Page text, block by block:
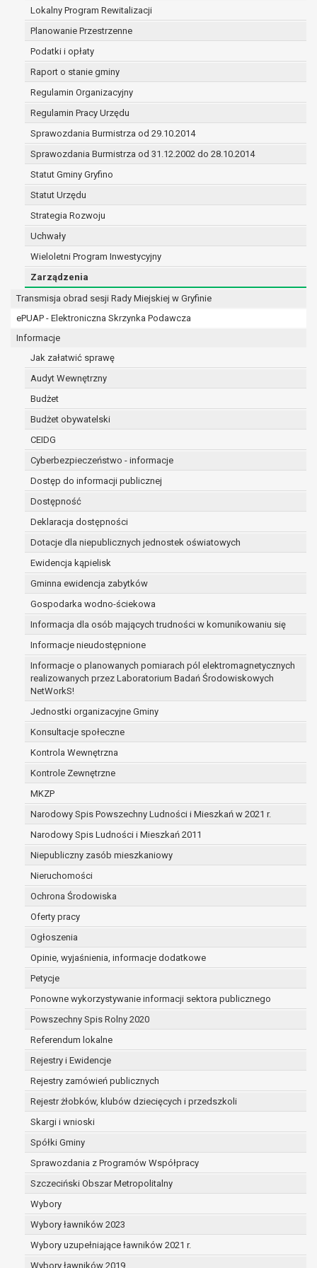
Lokalny Program Rewitalizacji
Planowanie Przestrzenne
Podatki i opłaty
Raport o stanie gminy
Regulamin Organizacyjny
Regulamin Pracy Urzędu
Sprawozdania Burmistrza od 29.10.2014
Sprawozdania Burmistrza od 31.12.2002 do 28.10.2014
Statut Gminy Gryfino
Statut Urzędu
Strategia Rozwoju
Uchwały
Wieloletni Program Inwestycyjny
Zarządzenia
Transmisja obrad sesji Rady Miejskiej w Gryfinie
ePUAP - Elektroniczna Skrzynka Podawcza
Informacje
Jak załatwić sprawę
Audyt Wewnętrzny
Budżet
Budżet obywatelski
CEIDG
Cyberbezpieczeństwo - informacje
Dostęp do informacji publicznej
Dostępność
Deklaracja dostępności
Dotacje dla niepublicznych jednostek oświatowych
Ewidencja kąpielisk
Gminna ewidencja zabytków
Gospodarka wodno-ściekowa
Informacja dla osób mających trudności w komunikowaniu się
Informacje nieudostępnione
Informacje o planowanych pomiarach pól elektromagnetycznych
realizowanych przez Laboratorium Badań Środowiskowych
NetWorkS!
Jednostki organizacyjne Gminy
Konsultacje społeczne
Kontrola Wewnętrzna
Kontrole Zewnętrzne
MKZP
Narodowy Spis Powszechny Ludności i Mieszkań w 2021 r.
Narodowy Spis Ludności i Mieszkań 2011
Niepubliczny zasób mieszkaniowy
Nieruchomości
Ochrona Środowiska
Oferty pracy
Ogłoszenia
Opinie, wyjaśnienia, informacje dodatkowe
Petycje
Ponowne wykorzystywanie informacji sektora publicznego
Powszechny Spis Rolny 2020
Referendum lokalne
Rejestry i Ewidencje
Rejestry zamówień publicznych
Rejestr żłobków, klubów dziecięcych i przedszkoli
Skargi i wnioski
Spółki Gminy
Sprawozdania z Programów Współpracy
Szczeciński Obszar Metropolitalny
Wybory
Wybory ławników 2023
Wybory uzupełniające ławników 2021 r.
Wybory ławników 2019
(merytorycznych), a także obowiązków i
zadań zleconych przez instytucje
nadrzędne wobec Gminy;
zawarcia i realizacji umów;
ochrony żywotnych interesów osoby, której
wykonania zadania realizowanego w
interesie publicznym lub w ramach
sprawowania władzy publicznej
powierzonej administratorowi;
w pozostałych przypadkach dane osobowe
przetwarzane są wyłącznie na podstawie
wcześniej udzielonej zgody w zakresie i celu
określonym w treści zgody.
W związku z przetwarzaniem danych w celu
wskazanym w pkt. 3, dane osobowe mogą być
udostępniane innym upoważnionym odbiorcom lub
kategoriom odbiorców danych osobowych.
Odbiorcami mogą być:
podmioty, które przetwarzają dane
osobowe w imieniu administratora na
osobowych;
podmioty upoważnione do odbioru danych
przepisów prawa.
Pani/Pana dane osobowe będą przetwarzane
przez okres niezbędny do realizacji celu dla jakiego
zostały zebrane oraz zgodnie z terminami
archiwizacji określonymi przez przepisy prawa
powszechnie obowiązującego.
W przypadku, gdy dane osobowe przetwarzane są
na podstawie zgody osoby, której dane dotyczą
przetwarzanie odbywa się do czasu wycofania tej
zgody.
W przypadku, gdy dane osobowe przetwarzane są
w celu zawarcia i realizacji umowy przetwarzanie
odbywa się przez okres niezbędny do realizacji
zawartej umowy, a po tym czasie w zakresie
wymaganym przez przepisy prawa lub dla
zabezpieczenia ewentualnych roszczeń, a w
przypadku wyrażenia zgody na przetwarzanie
danych po zakończeniu i rozliczeniu umowy, do
czasu wycofania tej zgody.
Ponadto w przypadku umów o dofinansowanie
dane osobowe od momentu pozyskania
przechowywane są przez okres wynikający z
umowy o dofinansowanie zawartej między
beneficjentem a określoną instytucją, trwałości
danego projektu i konieczności zachowania
dokumentacji projektu do celów kontrolnych.
W związku z przetwarzaniem przez
administratora danych osobowych przysługuje
Pani/Panu:
prawo dostępu do treści danych oraz
otrzymywania ich kopii na podstawie art. 15
RODO;
podstawie art. 16 RODO,
dane są nieprawidłowe lub
prawo do żądania usunięcia danych
osobowych (tzw. prawo do bycia
zapomnianym) na podstawie art. 17 RODO,
w przypadku gdy:
dane nie są już niezbędne do celów,
dla których były zebrane lub w inny
sposób przetwarzane,
osoba, której dane dotyczą, wniosła
sprzeciw wobec przetwarzania
danych osobowych,
zgodę na przetwarzanie danych
osobowych, która jest podstawą
przetwarzania danych i nie ma innej
danych,
dane osobowe przetwarzane są
niezgodnie z prawem,